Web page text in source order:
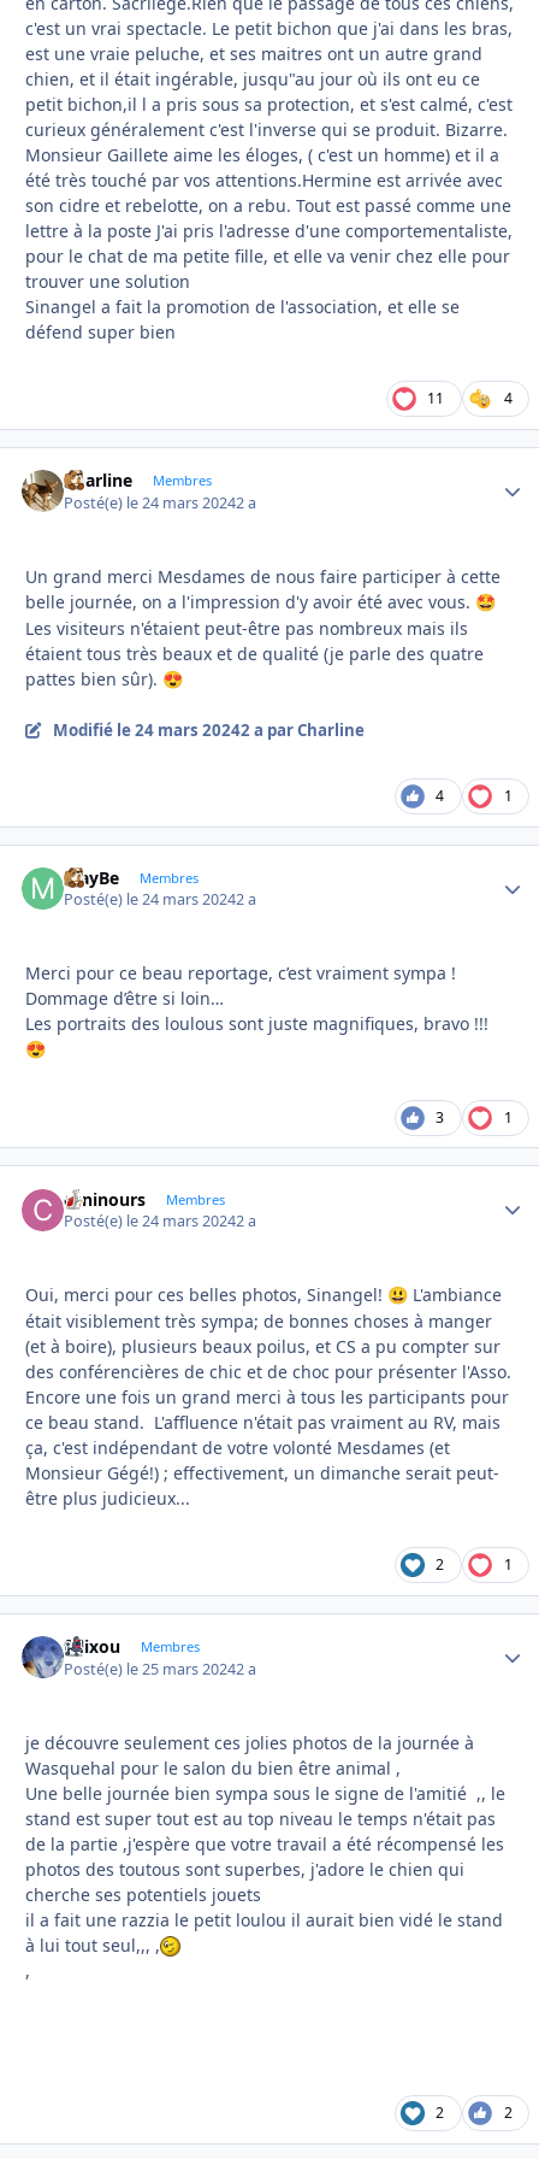
c'est un vrai spectacle. Le petit bichon que j'ai dans les bras,
est une vraie peluche, et ses maitres ont un autre grand
chien, et il était ingérable, jusqu"au jour où ils ont eu ce
petit bichon,il l a pris sous sa protection, et s'est calmé, c'est
curieux généralement c'est l'inverse qui se produit. Bizarre.
Monsieur Gaillete aime les éloges, ( c'est un homme) et il a
été très touché par vos attentions.Hermine est arrivée avec
son cidre et rebelotte, on a rebu. Tout est passé comme une
lettre à la poste J'ai pris l'adresse d'une comportementaliste,
pour le chat de ma petite fille, et elle va venir chez elle pour
trouver une solution
Sinangel a fait la promotion de l'association, et elle se
défend super bien
11 4
Charline Membres
Posté(e) le 24 mars 20242 a
Un grand merci Mesdames de nous faire participer à cette
belle journée, on a l'impression d'y avoir été avec vous. 🤩
Les visiteurs n'étaient peut-être pas nombreux mais ils
étaient tous très beaux et de qualité (je parle des quatre
pattes bien sûr). 😍
Modifié le 24 mars 20242 a par Charline
4 1
MayBe Membres
Posté(e) le 24 mars 20242 a
Merci pour ce beau reportage, c’est vraiment sympa !
Dommage d’être si loin…
Les portraits des loulous sont juste magnifiques, bravo !!!
😍
3 1
caninours Membres
Posté(e) le 24 mars 20242 a
Oui, merci pour ces belles photos, Sinangel! 😃 L'ambiance
était visiblement très sympa; de bonnes choses à manger
(et à boire), plusieurs beaux poilus, et CS a pu compter sur
des conférencières de chic et de choc pour présenter l'Asso.
Encore une fois un grand merci à tous les participants pour
ce beau stand. L'affluence n'était pas vraiment au RV, mais
ça, c'est indépendant de votre volonté Mesdames (et
Monsieur Gégé!) ; effectivement, un dimanche serait peut-
être plus judicieux...
2 1
felixou Membres
Posté(e) le 25 mars 20242 a
je découvre seulement ces jolies photos de la journée à
Wasquehal pour le salon du bien être animal ,
Une belle journée bien sympa sous le signe de l'amitié ,, le
stand est super tout est au top niveau le temps n'était pas
de la partie ,j'espère que votre travail a été récompensé les
photos des toutous sont superbes, j'adore le chien qui
cherche ses potentiels jouets
il a fait une razzia le petit loulou il aurait bien vidé le stand
à lui tout seul,,, ,
,
2 2